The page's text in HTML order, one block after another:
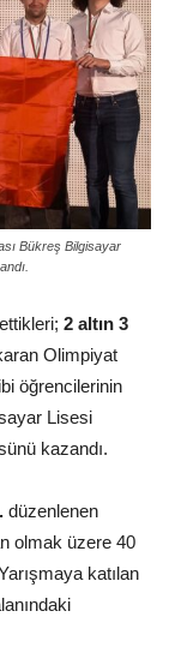
Bükreş Bilgisayar
2 altın 3
Olimpiyat
öğrencilerinin
Lisesi
kazandı.
düzenlenen
olmak üzere 40
katılan